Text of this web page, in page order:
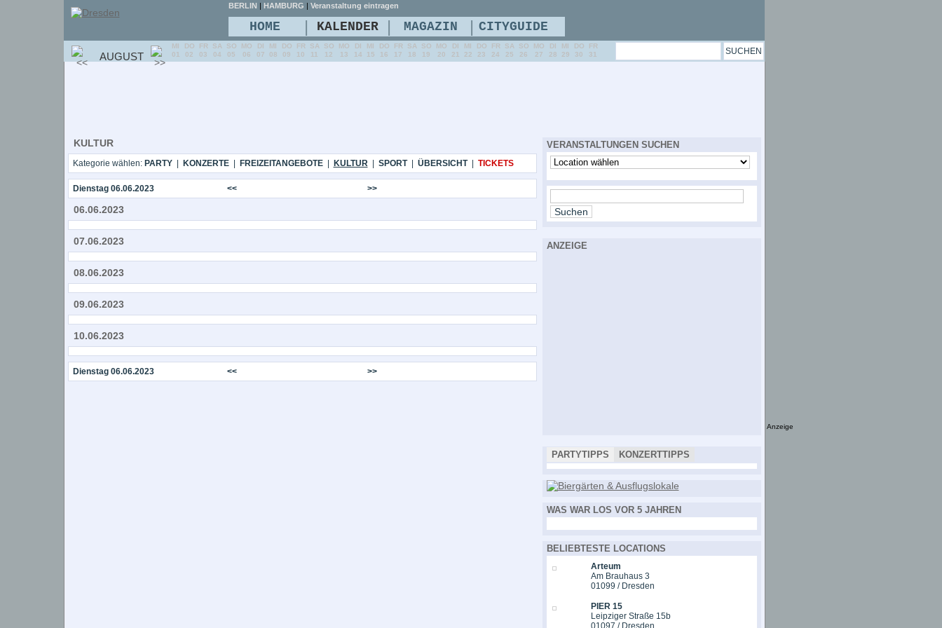
KULTUR
Kategorie wählen: PARTY| KONZERTE| FREIZEITANGEBOTE| KULTUR| SPORT| ÜBERSICHT| TICKETS
Dienstag 06.06.2023 << >>
06.06.2023
07.06.2023
08.06.2023
09.06.2023
10.06.2023
Dienstag 06.06.2023 << >>
VERANSTALTUNGEN SUCHEN
ANZEIGE
PARTYTIPPS KONZERTTIPPS
WAS WAR LOS VOR 5 JAHREN
BELIEBTESTE LOCATIONS
Arteum
Am Brauhaus 3
01099 / Dresden
PIER 15
Leipziger Straße 15b
01097 / Dresden
BERLIN | HAMBURG | Veranstaltung eintragen
HOME | KALENDER | MAGAZIN | CITYGUIDE
AUGUST
MI
01
DO
02
FR
03
SA
04
SO
05
MO
06
DI
07
MI
08
DO
09
FR
10
SA
11
SO
12
MO
13
DI
14
MI
15
DO
16
FR
17
SA
18
SO
19
MO
20
DI
21
MI
22
DO
23
FR
24
SA
25
SO
26
MO
27
DI
28
MI
29
DO
30
FR
31
Anzeige